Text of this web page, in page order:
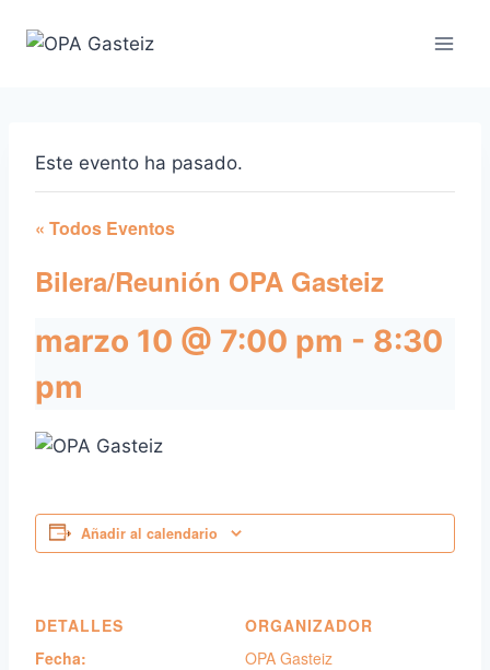
Este evento ha pasado.
« Todos Eventos
Bilera/Reunión OPA Gasteiz
marzo 10 @ 7:00 pm - 8:30
pm
Añadir al calendario
DETALLES
Fecha:
ORGANIZADOR
OPA Gasteiz